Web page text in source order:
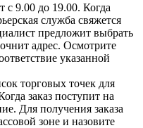
с 9.00 до 19.00. Когда
служба свяжется
предложит выбрать
адрес. Осмотрите
указанной
торговых точек для
заказ поступит на
Для получения заказа
зоне и назовите